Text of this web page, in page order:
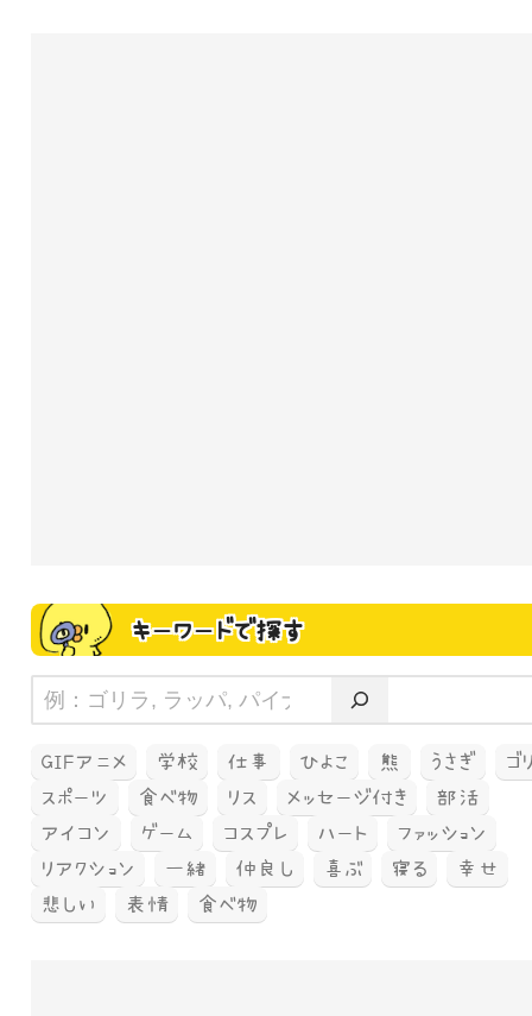
キーワードで探す
GIFアニメ 学校 仕事 ひよこ 熊 うさぎ
ゴ
スポーツ
食べ物 リス メッセージ付き
部活
アイコン
ゲーム コスプレ ハート
ファッション
リアクション
一緒 仲良し 喜ぶ 寝る
幸せ
悲しい
表情 食べ物